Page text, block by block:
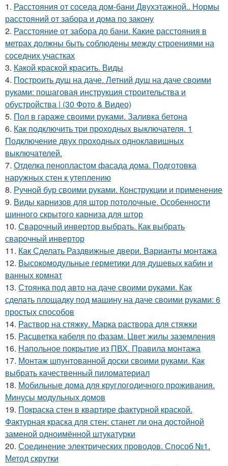
1. Расстояния от соседа дом-бани Двухэтажной.. Нормы
расстояний от забора и дома по закону
2. Расстояние от забора до бани. Какие расстояния в
метрах должны быть соблюдены между строениями на
соседних участках
3. Какой краской красить. Виды
4. Построить душ на даче. Летний душ на даче своими
руками: пошаговая инструкция строительства и
обустройства | (30 Фото & Видео)
5. Пол в гараже своими руками. Заливка бетона
6. Как подключить три проходных выключателя. 1
Подключение двух проходных одноклавишных
выключателей.
7. Отделка пенопластом фасада дома. Подготовка
наружных стен к утеплению
8. Ручной бур своими руками. Конструкции и применение
9. Виды карнизов для штор потолочные. Особенности
шинного скрытого карниза для штор
10. Сварочный инвертор выбрать. Как выбрать
сварочный инвертор
11. Как Сделать Раздвижные двери. Варианты монтажа
12. Высокомодульные герметики для душевых кабин и
ванных комнат
13. Стоянка под авто на даче своими руками. Как
сделать площадку под машину на даче своими руками: 6
простых способов
14. Раствор на стяжку. Марка раствора для стяжки
15. Расцветка кабеля по фазам. Цвет жилы заземления
16. Напольное покрытие из ПВХ. Правила монтажа
17. Монтаж шпунтованной доски своими руками. Как
выбрать качественный пиломатериал
18. Мобильные дома для круглогодичного проживания.
Минусы модульных домов
19. Покраска стен в квартире фактурной краской.
Фактурная краска для стен: станет ли она достойной
заменой одноимённой штукатурки
20. Соединение электрических проводов. Способ №1.
Метод скрутки